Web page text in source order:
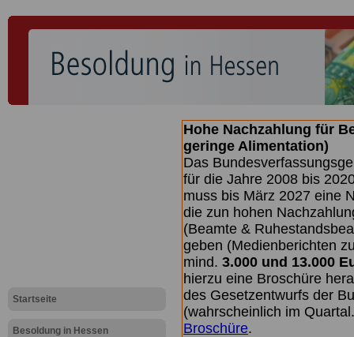
Startseite
Besoldung in Hessen
Hohe Nachzahlung für
geringe Alimentation)
Das
für die Jahre 2008 bis
muss bis März 2027 eine
die zun hohen
(Beamte &
geben (Medienberichten
mind. 3.000 und 13.000
hierzu eine Broschüre
des Gesetzentwurfs der
(wahrscheinlich im
Broschüre.